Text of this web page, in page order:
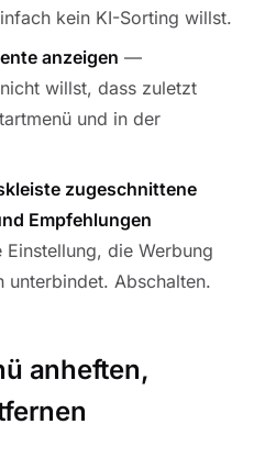
kein KI-Sorting willst.
anzeigen —
willst, dass zuletzt
und in der
zugeschnittene
Empfehlungen
die Werbung
unterbindet. Abschalten.
anheften,